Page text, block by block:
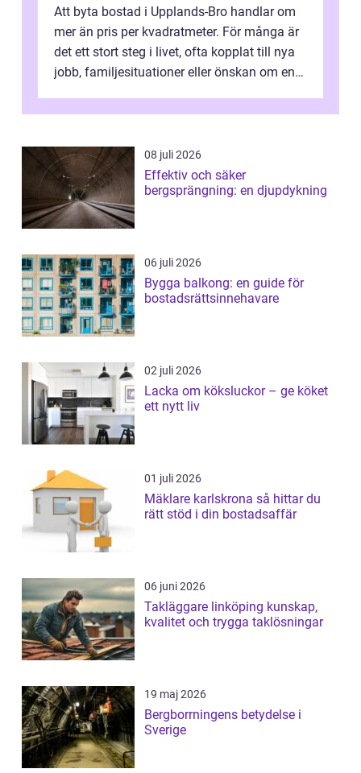
Att byta bostad i Upplands-Bro handlar om
mer än pris per kvadratmeter. För många är
det ett stort steg i livet, ofta kopplat till nya
jobb, familjesituationer eller önskan om en
08 juli 2026
Effektiv och säker
bergsprängning: en djupdykning
06 juli 2026
Bygga balkong: en guide för
bostadsrättsinnehavare
02 juli 2026
Lacka om köksluckor – ge köket
ett nytt liv
01 juli 2026
Mäklare karlskrona så hittar du
rätt stöd i din bostadsaffär
06 juni 2026
Takläggare linköping kunskap,
kvalitet och trygga taklösningar
19 maj 2026
Bergborrningens betydelse i
Sverige